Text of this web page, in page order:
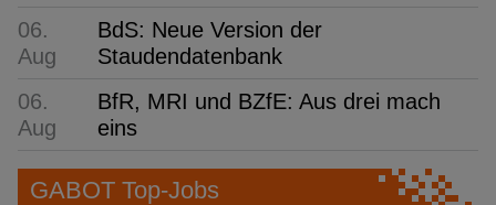
06.
Aug
BdS: Neue Version der
Staudendatenbank
06.
Aug
BfR, MRI und BZfE: Aus drei mach
eins
GABOT Top-Jobs